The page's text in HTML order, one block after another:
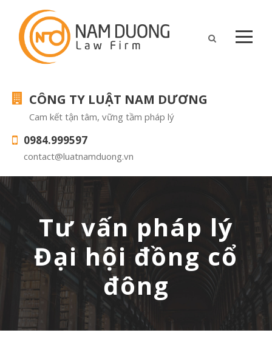
CÔNG TY LUẬT NAM DƯƠNG
Cam kết tận tâm, vững tầm pháp lý
0984.999597
contact@luatnamduong.vn
Tư vấn pháp lý
Đại hội đồng cổ
đông